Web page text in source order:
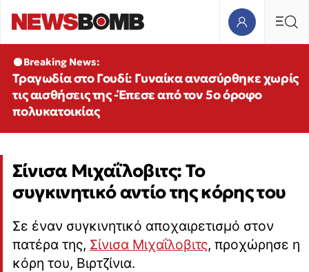
Breaking News:
Τραγωδία στο Γουδί: Γυναίκα ανασύρθηκε χωρίς
τις αισθήσεις της -Έπεσε από τον 5ο όροφο
πολυκατοικίας
Σίνισα Μιχαΐλοβιτς: Το
συγκινητικό αντίο της κόρης του
Σε έναν συγκινητικό αποχαιρετισμό στον
πατέρα της, Σίνισα Μιχαΐλοβιτς, προχώρησε η
κόρη του, Βιρτζίνια.